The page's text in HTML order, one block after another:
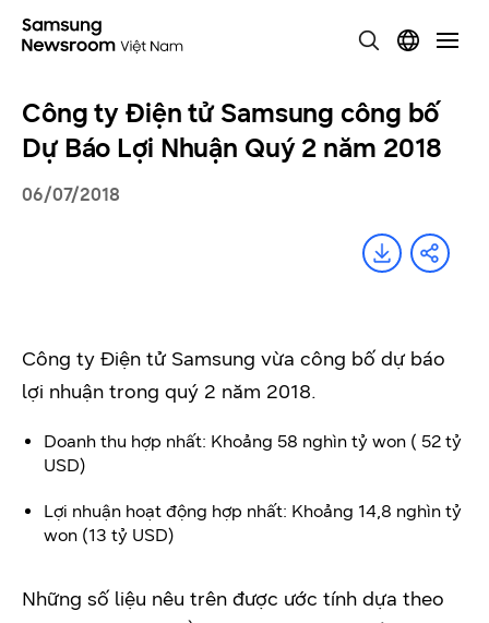
Công ty Điện tử Samsung công bố
Dự Báo Lợi Nhuận Quý 2 năm 2018
06/07/2018
Công ty Điện tử Samsung vừa công bố dự báo
lợi nhuận trong quý 2 năm 2018.
Doanh thu hợp nhất: Khoảng 58 nghìn tỷ won ( 52 tỷ
USD)
Lợi nhuận hoạt động hợp nhất: Khoảng 14,8 nghìn tỷ
won (13 tỷ USD)
Những số liệu nêu trên được ước tính dựa theo